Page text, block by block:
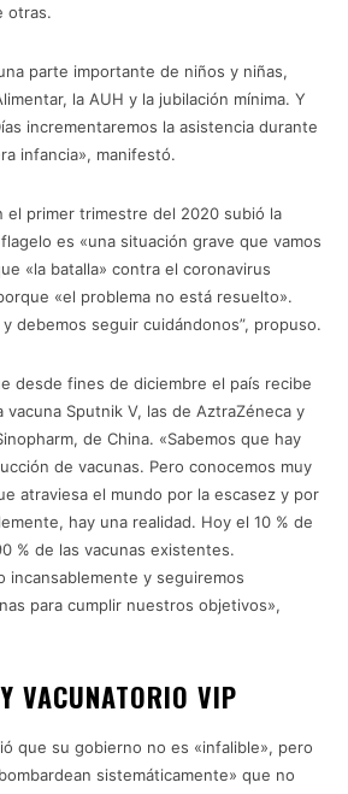
otras.
parte importante de niños y niñas,
la AUH y la jubilación mínima. Y
incrementaremos la asistencia durante
infancia», manifestó.
el primer trimestre del 2020 subió la
es «una situación grave que vamos
«la batalla» contra el coronavirus
«el problema no está resuelto».
debemos seguir cuidándonos”, propuso.
desde fines de diciembre el país recibe
vacuna Sputnik V, las de AztraZéneca y
de China. «Sabemos que hay
de vacunas. Pero conocemos muy
atraviesa el mundo por la escasez y por
hay una realidad. Hoy el 10 % de
% de las vacunas existentes.
incansablemente y seguiremos
para cumplir nuestros objetivos»,
VACUNATORIO VIP
que su gobierno no es «infalible», pero
sistemáticamente» que no